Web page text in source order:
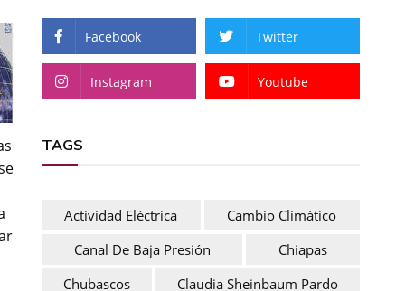
Facebook Twitter
Instagram Youtube
TAGS
Actividad Eléctrica
Cambio Climático
Canal De Baja Presión
Chiapas
Chubascos
Claudia Sheinbaum Pardo